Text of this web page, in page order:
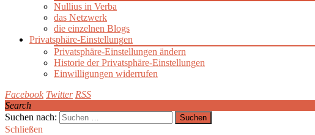
Nullius in Verba
das Netzwerk
die einzelnen Blogs
Privatsphäre-Einstellungen
Privatsphäre-Einstellungen ändern
Historie der Privatsphäre-Einstellungen
Einwilligungen widerrufen
Facebook Twitter RSS
Search
Suchen nach:
Schließen